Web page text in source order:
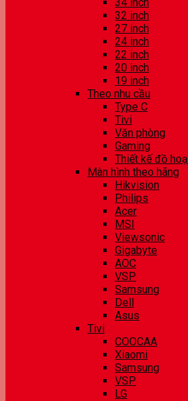
32 inch
27 inch
24 inch
22 inch
20 inch
19 inch
Theo nhu cầu
Type C
Tivi
Văn phòng
Gaming
Thiết kế đồ hoạ
Màn hình theo hãng
Hikvision
Philips
Acer
MSI
Viewsonic
Gigabyte
AOC
VSP
Samsung
Dell
Asus
Tivi
COOCAA
Xiaomi
Samsung
VSP
LG